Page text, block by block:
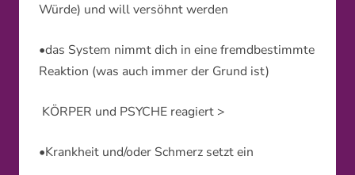
Würde) und will versöhnt werden
•das System nimmt dich in eine fremdbestimmte
Reaktion (was auch immer der Grund ist)
KÖRPER und PSYCHE reagiert >
•Krankheit und/oder Schmerz setzt ein